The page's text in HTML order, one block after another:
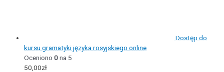
Dostęp do
kursu gramatyki języka rosyjskiego online
Oceniono 0na 5
50,00zł